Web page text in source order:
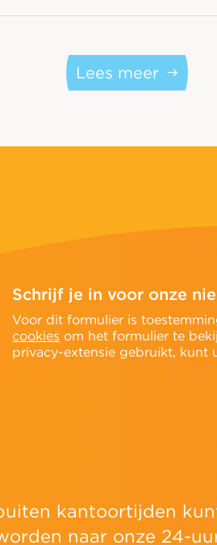
Lees meer
Schrijf je in voor onze
Voor dit formulier is
cookies om het formulier te
privacy-extensie gebruikt, kunt
kantoortijden
naar onze 24-